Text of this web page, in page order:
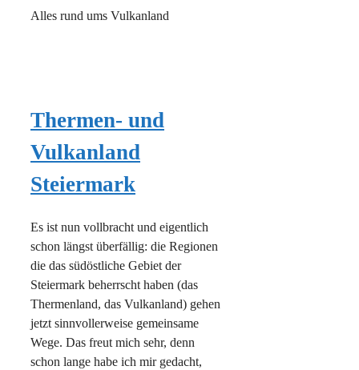
Alles rund ums Vulkanland
Thermen- und
Vulkanland
Steiermark
Es ist nun vollbracht und eigentlich
schon längst überfällig: die Regionen
die das südöstliche Gebiet der
Steiermark beherrscht haben (das
Thermenland, das Vulkanland) gehen
jetzt sinnvollerweise gemeinsame
Wege. Das freut mich sehr, denn
schon lange habe ich mir gedacht,